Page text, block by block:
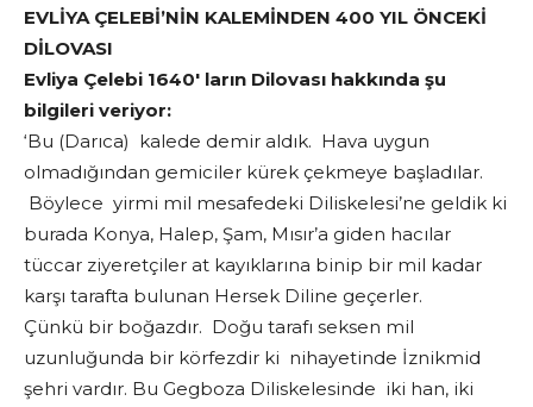
EVLİYA ÇELEBİ’NİN KALEMİNDEN 400 YIL ÖNCEKİ
DİLOVASI
Evliya Çelebi 1640′ ların Dilovası hakkında şu
bilgileri veriyor:
‘Bu (Darıca) kalede demir aldık. Hava uygun
olmadığından gemiciler kürek çekmeye başladılar.
Böylece yirmi mil mesafedeki Diliskelesi’ne geldik ki
burada Konya, Halep, Şam, Mısır’a giden hacılar
tüccar ziyeretçiler at kayıklarına binip bir mil kadar
karşı tarafta bulunan Hersek Diline geçerler.
Çünkü bir boğazdır. Doğu tarafı seksen mil
uzunluğunda bir körfezdir ki nihayetinde İznikmid
şehri vardır. Bu Gegboza Diliskelesinde iki han, iki